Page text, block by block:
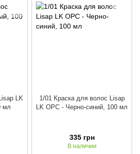
LK
мл
1/01 Краска для волос Lisap
LK OPC - Черно-синий, 100 мл
335 грн
В наличии